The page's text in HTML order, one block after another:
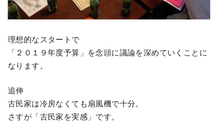
理想的なスタートで
「２０１９年度予算」を念頭に議論を深めていくことに
なります。
追伸
古民家は冷房なくても扇風機で十分。
さすが「古民家を実感」です。